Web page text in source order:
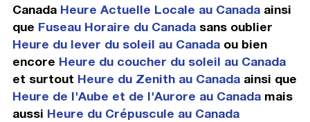
Canada Heure Actuelle Locale au Canadaainsi
que Fuseau Horaire du Canadasans oublier
Heure du lever du soleil au Canadaou bien
encore Heure du coucher du soleil au Canada
et surtout Heure du Zenith au Canadaainsi que
Heure de l'Aube et de l'Aurore au Canadamais
aussi Heure du Crépuscule au Canada